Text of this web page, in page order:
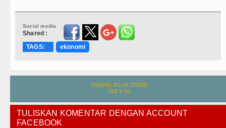
Social media
Shared :
TAGS:
ekonomi
TULISKAN KOMENTAR DENGAN ACCOUNT
FACEBOOK